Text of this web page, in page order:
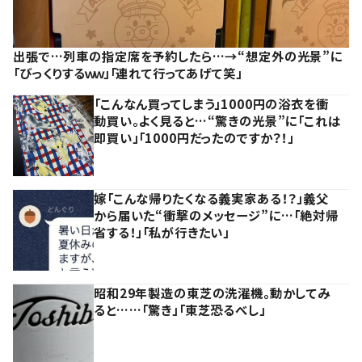
出張で…列車の指定席を予約したら…→“想定外の光景”に
「びっくりするｗｗ」「連れて行ってあげて笑」
「こんなん買ってしまう」1000円の浴衣を衝
動買い。よく見ると…“驚きの光景”に「これは
即買い」「1000円だったのですか？！」
嫁「こんな帰りたくなる義実家ある！？」義父
から届いた“衝撃のメッセージ”に…「絶対帰
省する！」「私が行きたい」
昭和29年製造の東芝の洗濯機。動かしてみ
ると……「驚き」「東芝恐るべし」